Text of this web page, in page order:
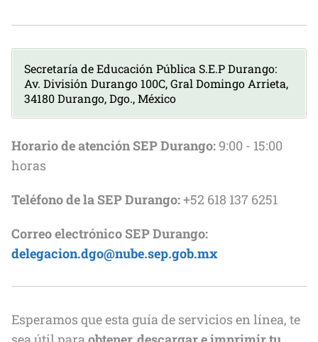
Secretaría de Educación Pública S.E.P Durango:
Av. División Durango 100C, Gral Domingo Arrieta,
34180 Durango, Dgo., México
Horario de atención SEP Durango:9:00 - 15:00
horas
Teléfono de la SEP Durango:+52 618 137 6251
Correo electrónico SEP Durango:
delegacion.dgo@nube.sep.gob.mx
Esperamos que esta guía de servicios en línea, te